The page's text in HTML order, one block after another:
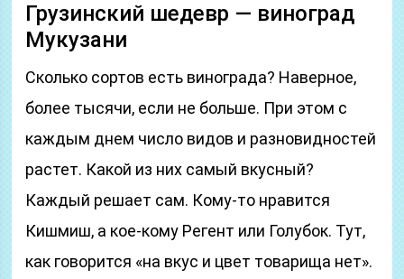
Грузинский шедевр — виноград
Мукузани
Сколько сортов есть винограда? Наверное,
более тысячи, если не больше. При этом с
каждым днем число видов и разновидностей
растет. Какой из них самый вкусный?
Каждый решает сам. Кому-то нравится
Кишмиш, а кое-кому Регент или Голубок. Тут,
как говорится «на вкус и цвет товарища нет».